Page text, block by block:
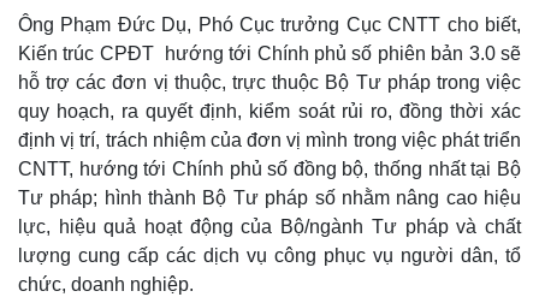
Ông Phạm Đức Dụ, Phó Cục trưởng Cục CNTT cho biết,
Kiến trúc CPĐT hướng tới Chính phủ số phiên bản 3.0 sẽ
hỗ trợ các đơn vị thuộc, trực thuộc Bộ Tư pháp trong việc
quy hoạch, ra quyết định, kiểm soát rủi ro, đồng thời xác
định vị trí, trách nhiệm của đơn vị mình trong việc phát triển
CNTT, hướng tới Chính phủ số đồng bộ, thống nhất tại Bộ
Tư pháp; hình thành Bộ Tư pháp số nhằm nâng cao hiệu
lực, hiệu quả hoạt động của Bộ/ngành Tư pháp và chất
lượng cung cấp các dịch vụ công phục vụ người dân, tổ
chức, doanh nghiệp.